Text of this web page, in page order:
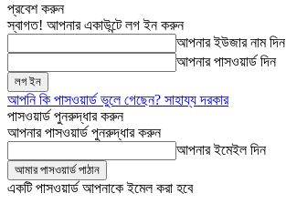
প্রবেশ করুন
স্বাগত! আপনার একাউন্টে লগ ইন করুন
আপনার ইউজার নাম দিন
আপনার পাসওয়ার্ড দিন
আপনি কি পাসওয়ার্ড ভুলে গেছেন? সাহায্য দরকার
পাসওয়ার্ড পুনরুদ্ধার করুন
আপনার পাসওয়ার্ড পুনরুদ্ধার করুন
আপনার ইমেইল দিন
একটি পাসওয়ার্ড আপনাকে ইমেল করা হবে